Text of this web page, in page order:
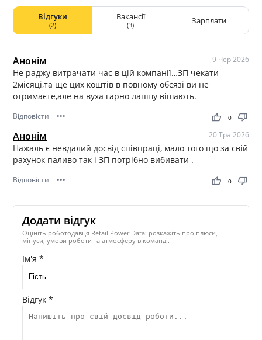
в нас протягом багатьох років спільної роботи.
Відгуки
(2)
Вакансії
(3) Зарплати
Анонім 9 Чер 2026
Не раджу витрачати час в цій компанії…ЗП чекати
2місяці,та ще цих коштів в повному обсязі ви не
отримаєте,але на вуха гарно лапшу вішають.
Відповісти ••• thumb_up thumb_down
0
Анонім 20 Тра 2026
Нажаль є невдалий досвід співпраці, мало того що за свій
рахунок паливо так і ЗП потрібно вибивати .
Відповісти ••• thumb_up thumb_down
0
Додати відгук
Оцініть роботодавця Retail Power Data: розкажіть про плюси,
мінуси, умови роботи та атмосферу в команді.
Ім'я *
Відгук *